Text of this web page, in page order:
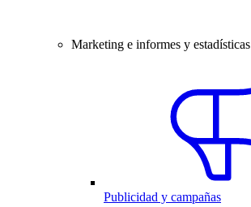
Marketing e informes y estadísticas
Publicidad y campañas